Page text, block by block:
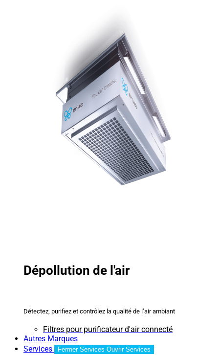
Dépollution de l'air
Détectez, purifiez et contrôlez la qualité de l’air ambiant
Filtres pour purificateur d'air connecté
Autres Marques
Services
Fermer Services Ouvrir Services